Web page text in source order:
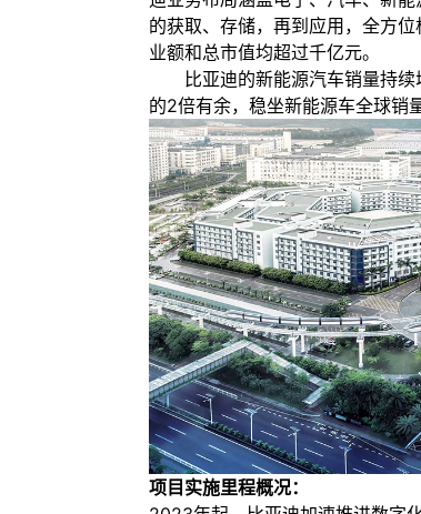
的获取、存储，再到应用，全方
业额和总市值均超过千亿元。
比亚迪的新能源汽车销量持续
的2倍有余，稳坐新能源车全球销
项目实施里程概况：